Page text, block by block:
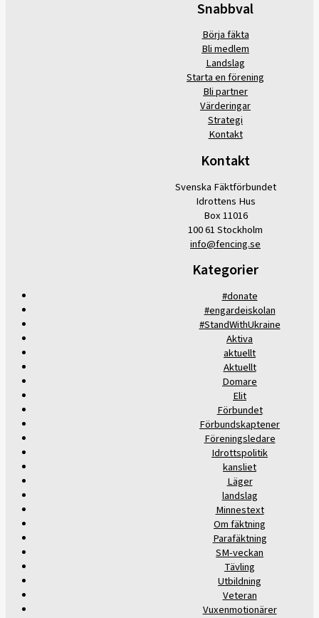
Snabbval
Börja fäkta
Bli medlem
Landslag
Starta en förening
Bli partner
Värderingar
Strategi
Kontakt
Kontakt
Svenska Fäktförbundet
Idrottens Hus
Box 11016
100 61 Stockholm
info@fencing.se
Kategorier
#donate
#engardeiskolan
#StandWithUkraine
Aktiva
aktuellt
Aktuellt
Domare
Elit
Förbundet
Förbundskaptener
Föreningsledare
Idrottspolitik
kansliet
Läger
landslag
Minnestext
Om fäktning
Parafäktning
SM-veckan
Tävling
Utbildning
Veteran
Vuxenmotionärer